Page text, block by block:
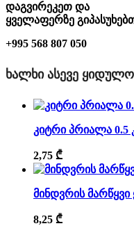
დაგვირეკეთ და
ყველაფერზე
+995 568 807 050
ᲮᲐᲚᲮᲘ ᲐᲡᲔᲕᲔ
კიტრი პრიალა 0.5
2,75 ₾
მინდვრის
8,25 ₾